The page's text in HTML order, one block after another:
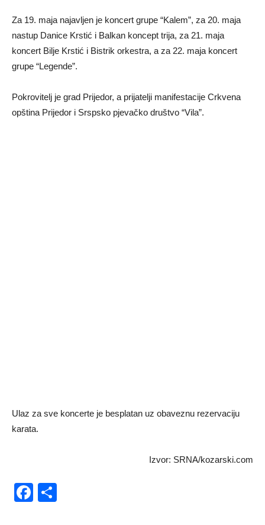
Za 19. maja najavljen je koncert grupe “Kalem”, za 20. maja
nastup Danice Krstić i Balkan koncept trija, za 21. maja
koncert Bilje Krstić i Bistrik orkestra, a za 22. maja koncert
grupe “Legende”.
Pokrovitelj je grad Prijedor, a prijatelji manifestacije Crkvena
opština Prijedor i Srspsko pjevačko društvo “Vila”.
Ulaz za sve koncerte je besplatan uz obaveznu rezervaciju
karata.
Izvor: SRNA/kozarski.com
Facebook